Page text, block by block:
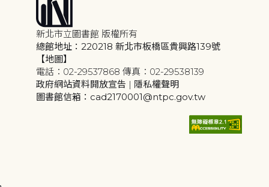
新北市立圖書館 版權所有
總館地址：220218 新北市板橋區貴興路139號
【地圖】
電話：02-29537868 傳真：02-29538139
政府網站資料開放宣告 | 隱私權聲明
圖書館信箱：cad2170001@ntpc.gov.tw